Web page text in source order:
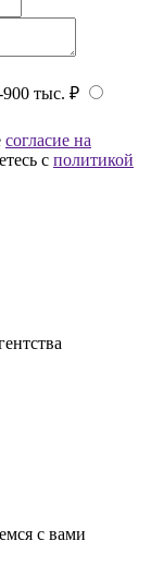
900 тыс. ₽
согласие на
с политикой
с вами